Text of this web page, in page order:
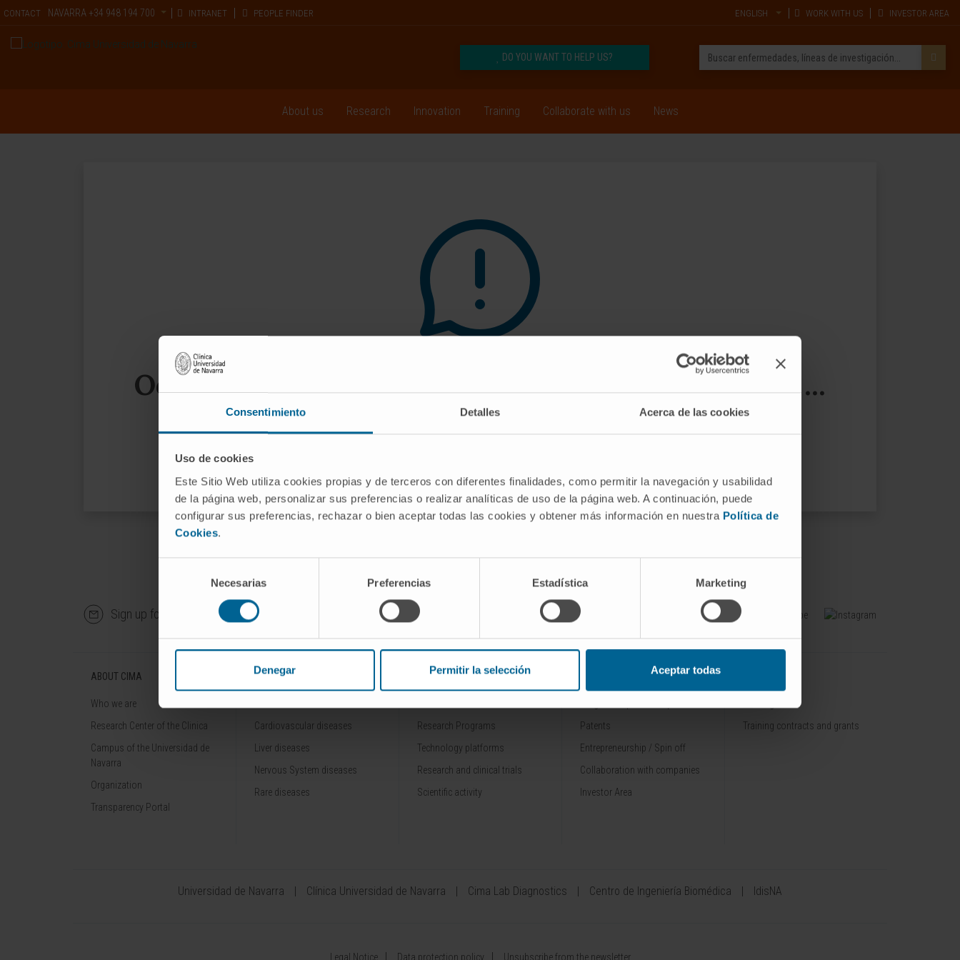
Consentimiento Detalles Acerca de las cookies
Uso de cookies
Este Sitio Web utiliza cookies propias y de terceros con diferentes finalidades, como permitir la navegación y usabilidad
de la página web, personalizar sus preferencias o realizar analíticas de uso de la página web. A continuación, puede
configurar sus preferencias, rechazar o bien aceptar todas las cookies y obtener más información en nuestra Política de
Cookies.
consentimiento
Necesarias Preferencias Estadística Marketing
Denegar Permitir la selección Aceptar todas
CONTACT NAVARRA +34 948 194 700 INTRANET PEOPLE FINDER ENGLISH WORK WITH US INVESTOR AREA
DO YOU WANT TO HELP US?
About us Research Innovation Training Collaborate with us News
Oops, the page you are looking for does not exist ...
Sign up for our newsletter Follow us
ABOUT CIMA
Who we are
Research Center of the Clinica
Campus of the Universidad de
Navarra
Organization
Transparency Portal
DISEASES
Cardiovascular diseases
Liver diseases
Nervous System diseases
Rare diseases
RESEARCH
Research Programs
Technology platforms
Research and clinical trials
Scientific activity
Patents
Entrepreneurship / Spin off
Collaboration with companies
Investor Area
Training contracts and grants
Universidad de Navarra Clínica Universidad de Navarra Cima Lab Diagnostics Centro de Ingeniería Biomédica IdisNA
Legal Notice Data protection policy Unsubscribe from the newsletter